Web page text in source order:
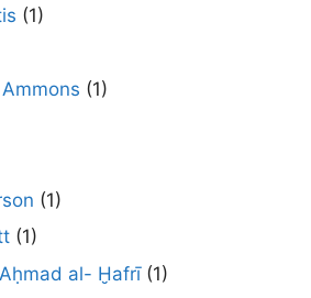
(1)
(1)
(1)
(1)
al- Ḫafrī(1)